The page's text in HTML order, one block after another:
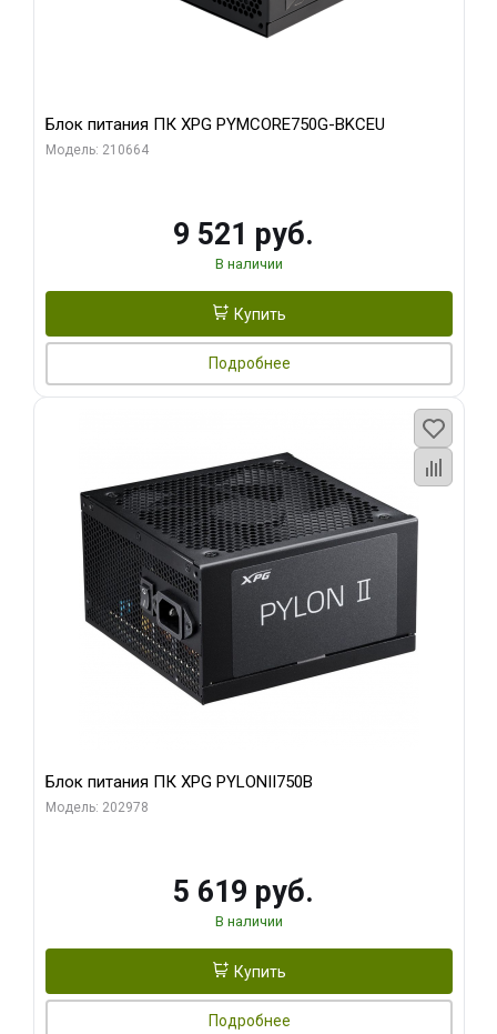
Блок питания ПК XPG PYMCORE750G-BKCEU
Модель: 210664
9 521 руб.
В наличии
Купить
Подробнее
Блок питания ПК XPG PYLONII750B
Модель: 202978
5 619 руб.
В наличии
Купить
Подробнее